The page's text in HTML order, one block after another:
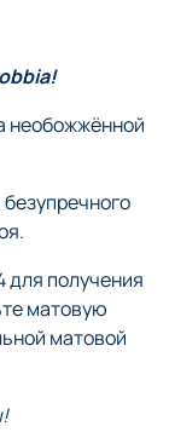
необожжённой
для получения
матовую
матовой